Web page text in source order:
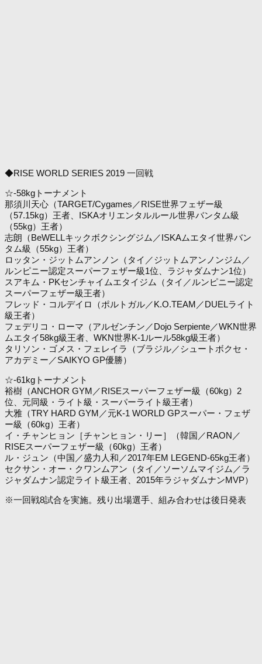
◆RISE WORLD SERIES 2019 一回戦
☆-58kgトーナメント
那須川天心（TARGET/Cygames／RISE世界フェザー級
（57.15kg）王者、ISKAオリエンタルルール世界バンタム級
（55kg）王者）
志朗（BeWELLキックボクシングジム／ISKAムエタイ世界バン
タム級（55kg）王者）
ロッタン・ジットムアンノン（タイ／ジットムアンノンジム／
ルンピニー認定スーパーフェザー級1位、ラジャダムナン1位）
スアキム・PKセンチャイムエタイジム（タイ／ルンピニー認定
スーパーフェザー級王者）
フレッド・コルデイロ（ポルトガル／K.O.TEAM／DUELライト
級王者）
フェデリコ・ローマ（アルゼンチン／Dojo Serpiente／WKN世界
ムエタイ58kg級王者、WKN世界K-1ルール58kg級王者）
タリソン・ゴメス・フェレイラ（ブラジル／シュートボクセ・
アカデミー／SAIKYO GP優勝）
☆-61kgトーナメント
裕樹（ANCHOR GYM／RISEスーパーフェザー級（60kg）2
位、元同級・ライト級・スーパーライト級王者）
大雅（TRY HARD GYM／元K-1 WORLD GPスーパー・フェザ
ー級（60kg）王者）
イ・チャンヒョン［チャンヒョン・リー］（韓国／RAON／
RISEスーパーフェザー級（60kg）王者）
ル・ジュン（中国／盛力人和／2017年EM LEGEND-65kg王者）
セクサン・オー・クワンムアン（タイ／ソーソムマイジム／ラ
ジャダムナン認定ライト級王者、2015年ラジャダムナンMVP）
※一回戦8試合を実施。残り出場選手、組み合わせは後日発表